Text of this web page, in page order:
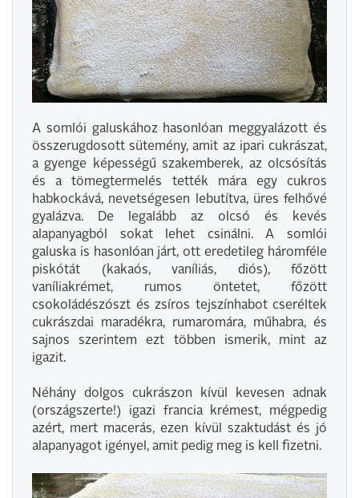
A somlói galuskához hasonlóan meggyalázott és
összerugdosott sütemény, amit az ipari cukrászat,
a gyenge képességű szakemberek, az olcsósítás
és a tömegtermelés tették mára egy cukros
habkockává, nevetségesen lebutítva, üres felhővé
gyalázva. De legalább az olcsó és kevés
alapanyagból sokat lehet csinálni. A somlói
galuska is hasonlóan járt, ott eredetileg háromféle
piskótát (kakaós, vaníliás, diós), főzött
vaníliakrémet, rumos öntetet, főzött
csokoládészószt és zsíros tejszínhabot cseréltek
cukrászdai maradékra, rumaromára, műhabra, és
sajnos szerintem ezt többen ismerik, mint az
igazit.
Néhány dolgos cukrászon kívül kevesen adnak
(országszerte!) igazi francia krémest, mégpedig
azért, mert macerás, ezen kívül szaktudást és jó
alapanyagot igényel, amit pedig meg is kell fizetni.